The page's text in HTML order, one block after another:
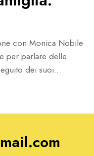
con Monica Nobile
per parlare delle
dei suoi...